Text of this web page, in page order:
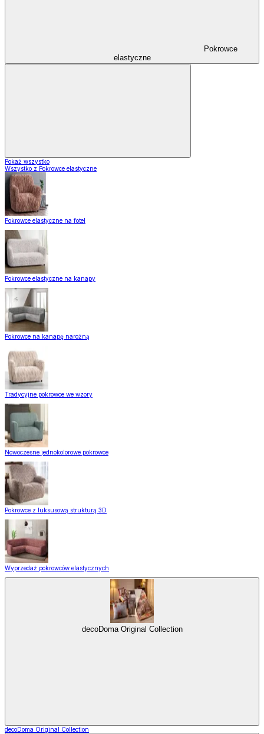
Pokrowce
elastyczne
Pokaż wszystko
Wszystko z Pokrowce elastyczne
Pokrowce elastyczne na fotel
Pokrowce elastyczne na kanapy
Pokrowce na kanapę narożną
Tradycyjne pokrowce we wzory
Nowoczesne jednokolorowe pokrowce
Pokrowce z luksusową strukturą 3D
Wyprzedaż pokrowców elastycznych
decoDoma Original Collection
decoDoma Original Collection